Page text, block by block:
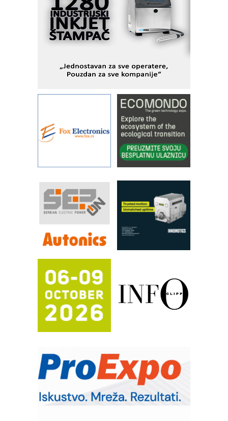
KIP KOP – napredna rešenja za
savremene industrijske i logističke
objekte
Alba d.o.o. – 35 godina preciznosti u
IBeRTIM - oprema za ispitivanje
STAUFF – Komponente koje
povećavaju pouzdanost hidrauličkih
YAMADA pumpe – japanska
pouzdanost u transferu fluida
Filtration Group Industrial – Napredna
rešenja za filtraciju u hidrauličkim i
RILINEX kompanije Rittal
FANUC: Najbolje za vašu pametnu
automatizaciju
Efikasno upravljanje energijom
Automatizacija pakovanja · Display
Potpuna efikasnost bez složenih
sistema
Trajna oznaka kao dugoročna korist
Bezbednost na prvom mestu!
IB BLUMENAUER - više od 40 godina
poverenja u industriji
– Pametna signalizacija za efikasnije
upravljanje mašinama
Sigurnije ispitivanje transformatora u
solarnim elektranama i vetroparkovima
Pranje točkova na gradilištu- standard